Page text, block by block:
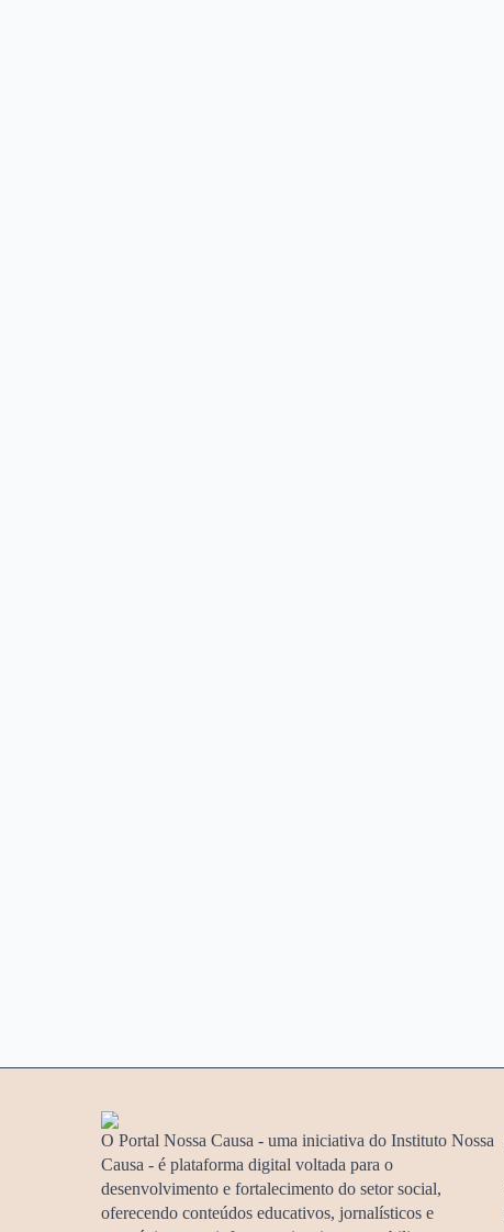
O Portal Nossa Causa - uma iniciativa do Instituto Nossa
Causa - é plataforma digital voltada para o
desenvolvimento e fortalecimento do setor social,
oferecendo conteúdos educativos, jornalísticos e